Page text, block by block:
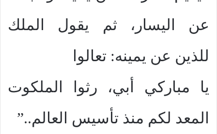
عن اليسار، ثم يقول الملك
للذين عن يمينه: تعالوا
يا مباركي أبي، رثوا الملكوت
المعد لكم منذ تأسيس العالم..”